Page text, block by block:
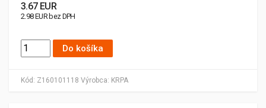
Kód: Z160101118 Výrobca: KRPA
3.67 EUR
2.98 EUR bez DPH
Do košíka